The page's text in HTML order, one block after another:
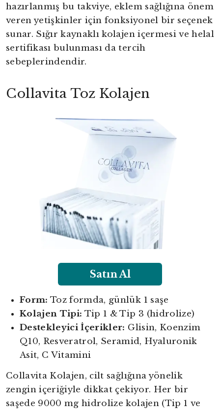
hazırlanmış bu takviye, eklem sağlığına önem
veren yetişkinler için fonksiyonel bir seçenek
sunar. Sığır kaynaklı kolajen içermesi ve helal
sertifikası bulunması da tercih
sebeplerindendir.
Collavita Toz Kolajen
Satın Al
Form: Toz formda, günlük 1 saşe
Kolajen Tipi: Tip 1 & Tip 3 (hidrolize)
Destekleyici İçerikler: Glisin, Koenzim
Q10, Resveratrol, Seramid, Hyaluronik
Asit, C Vitamini
Collavita Kolajen, cilt sağlığına yönelik
zengin içeriğiyle dikkat çekiyor. Her bir
saşede 9000 mg hidrolize kolajen (Tip 1 ve